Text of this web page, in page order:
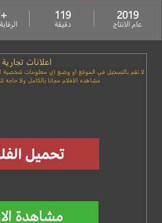
2019
عام الانتاج
119
دقيقة
+17
اعلانات تجارية
لا تقم بالتسجيل في الموقع او وضع اي معلومات شخصية
مشاهده الافلام مجانا بالكامل ولا